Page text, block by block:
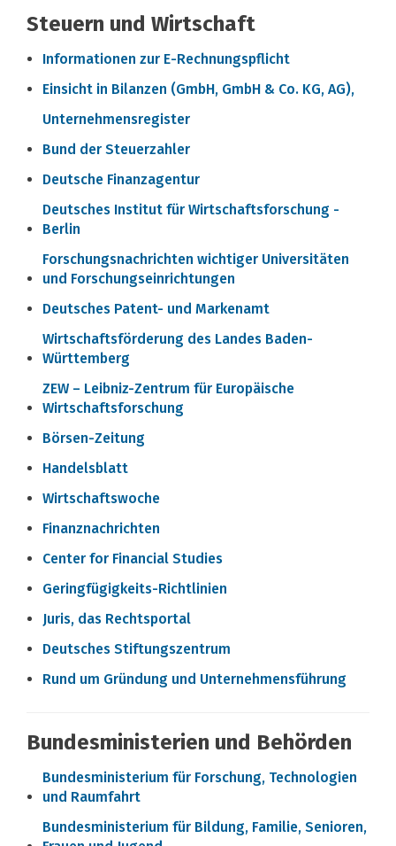
Steuern und Wirtschaft
Informationen zur E-Rechnungspflicht
Einsicht in Bilanzen (GmbH, GmbH & Co. KG, AG),
Unternehmensregister
Bund der Steuerzahler
Deutsche Finanzagentur
Deutsches Institut für Wirtschaftsforschung -
Berlin
Forschungsnachrichten wichtiger Universitäten
und Forschungseinrichtungen
Deutsches Patent- und Markenamt
Wirtschaftsförderung des Landes Baden-
Württemberg
ZEW – Leibniz-Zentrum für Europäische
Wirtschaftsforschung
Börsen-Zeitung
Handelsblatt
Wirtschaftswoche
Finanznachrichten
Center for Financial Studies
Geringfügigkeits-Richtlinien
Juris, das Rechtsportal
Deutsches Stiftungszentrum
Rund um Gründung und Unternehmensführung
Bundesministerien und Behörden
Bundesministerium für Forschung, Technologien
und Raumfahrt
Bundesministerium für Bildung, Familie, Senioren,